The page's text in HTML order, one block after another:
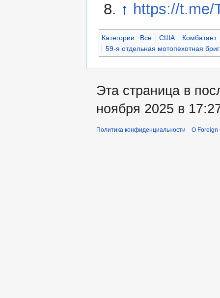
↑ https://t.me/
Категории: Все США
Комбатант
59-я отдельная мотопехотная
Эта страница в
ноября 2025 в
Политика конфиденциальности О Foreign